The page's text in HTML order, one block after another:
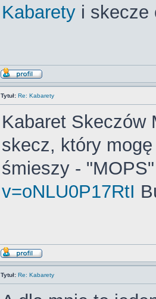
Kabarety i skecze
Tytuł: Re: Kabarety
Kabaret
skecz, który
śmieszy -
v=oNLU0P17RtI
Tytuł: Re: Kabarety